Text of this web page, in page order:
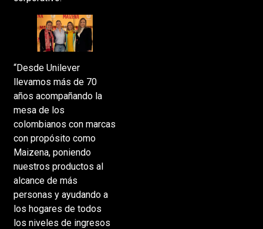
“Desde Unilever
llevamos más de 70
años acompañando la
mesa de los
colombianos con marcas
con propósito como
Maizena, poniendo
nuestros productos al
alcance de más
personas y ayudando a
los hogares de todos
los niveles de ingresos